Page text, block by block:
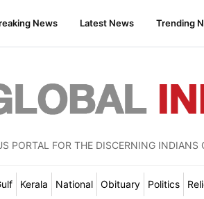
News
Latest News Trending
PORTAL FOR THE DISCERNING INDIANS
Kerala National Obituary Politics